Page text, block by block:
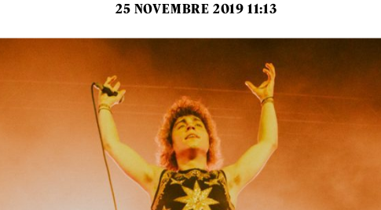
25 NOVEMBRE 2019 11:13